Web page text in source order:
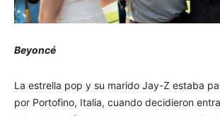
Beyoncé
La estrella pop y su marido Jay-Z estaba
por Portofino, Italia, cuando decidieron